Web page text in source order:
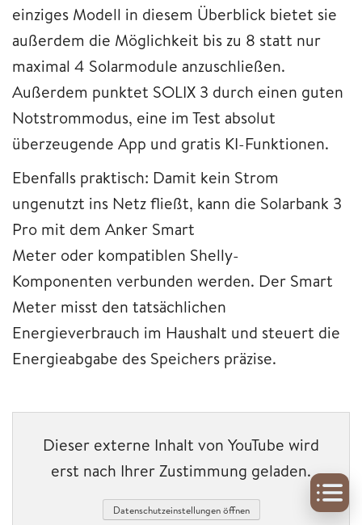
einziges Modell in diesem Überblick bietet sie
außerdem die Möglichkeit bis zu 8 statt nur
maximal 4 Solarmodule anzuschließen.
Außerdem punktet SOLIX 3 durch einen guten
Notstrommodus, eine im Test absolut
überzeugende App und gratis KI-Funktionen.
Ebenfalls praktisch: Damit kein Strom
ungenutzt ins Netz fließt, kann die Solarbank 3
Pro mit dem Anker Smart
Meter oder kompatiblen Shelly-
Komponenten verbunden werden. Der Smart
Meter misst den tatsächlichen
Energieverbrauch im Haushalt und steuert die
Energieabgabe des Speichers präzise.
Dieser externe Inhalt von YouTube wird
erst nach Ihrer Zustimmung geladen.
Datenschutzeinstellungen öffnen